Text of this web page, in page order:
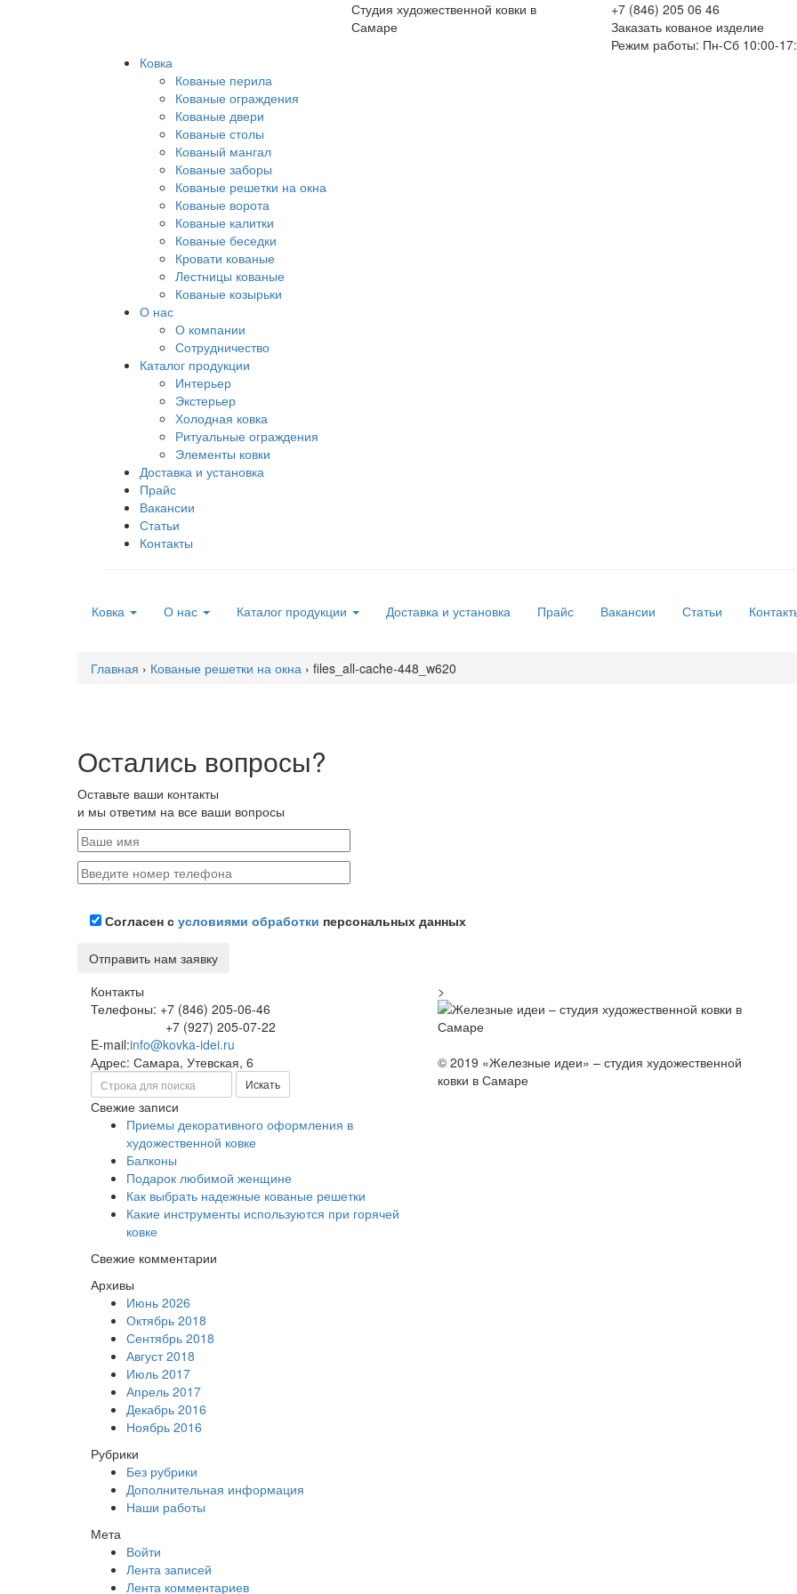
Студия художественной ковки в
Самаре
+7 (846) 205 06 46
Заказать кованое изделие
Режим работы: Пн-Сб 10:00-
Ковка
Кованые перила
Кованые ограждения
Кованые двери
Кованые столы
Кованый мангал
Кованые заборы
Кованые решетки на окна
Кованые ворота
Кованые калитки
Кованые беседки
Кровати кованые
Лестницы кованые
Кованые козырьки
О нас
О компании
Сотрудничество
Каталог продукции
Интерьер
Экстерьер
Холодная ковка
Ритуальные ограждения
Элементы ковки
Доставка и установка
Прайс
Вакансии
Статьи
Контакты
Ковка О нас Каталог продукции Доставка и установка Прайс Вакансии Статьи
Главная › Кованые решетки на окна › files_all-cache-448_w620
Остались вопросы?
Оставьте ваши контакты
и мы ответим на все ваши вопросы
Согласен с условиями обработки персональных данных
Контакты
Телефоны: +7 (846) 205-06-46
+7 (927) 205-07-22
E-mail:info@kovka-idei.ru
Адрес: Самара, Утевская, 6
Поиск
Искать
Свежие записи
Приемы декоративного оформления в
художественной ковке
Балконы
Подарок любимой женщине
Как выбрать надежные кованые решетки
Какие инструменты используются при горячей
ковке
Свежие комментарии
Архивы
Июнь 2026
Октябрь 2018
Сентябрь 2018
Август 2018
Июль 2017
Апрель 2017
Декабрь 2016
Ноябрь 2016
Рубрики
Без рубрики
Дополнительная информация
Наши работы
Мета
Войти
Лента записей
Лента комментариев
>
© 2019 «Железные идеи» – студия художественной
ковки в Самаре